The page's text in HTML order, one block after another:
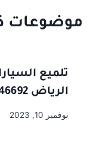
موضوعات
تلميع
الرياض 0500746692 , #شركة سولى
نوفمبر 10, 2023